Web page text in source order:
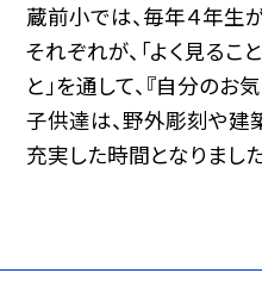
蔵前小では、毎年４年生
それぞれが、「よく見るこ
と」を通して、『自分のお
子供達は、野外彫刻や建
充実した時間となりました